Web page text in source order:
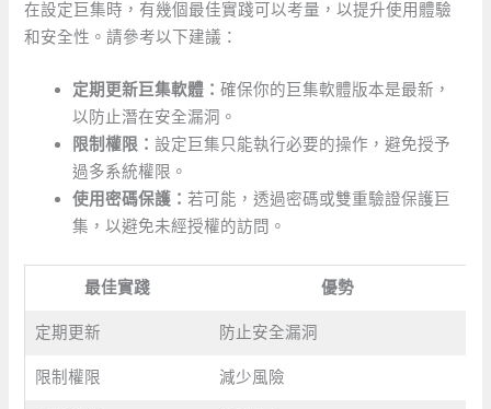
在設定巨集時，有幾個最佳實踐可以考量，以提升使用體驗
和安全性。請參考以下建議：
定期更新巨集軟體：確保你的巨集軟體版本是最新，
以防止潛在安全漏洞。
限制權限：設定巨集只能執行必要的操作，避免授予
過多系統權限。
使用密碼保護：若可能，透過密碼或雙重驗證保護巨
集，以避免未經授權的訪問。
最佳實踐 優勢
定期更新 防止安全漏洞
限制權限 減少風險